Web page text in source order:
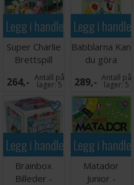
Legg i handlekurven
Super Charlie
Brettspill
264,- Antall på
lager:5
Legg i
Babblarna Kan
du göra
spelet -
SVENSK
289,- Antall på
lager:5
Legg i handlekurven
Brainbox
Billeder -
Legg i
Matador
Junior -